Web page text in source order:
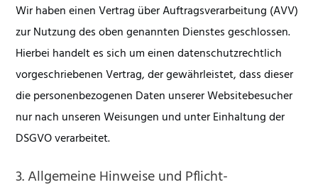
Wir haben einen Vertrag über Auftragsverarbeitung (AVV)
zur Nutzung des oben genannten Dienstes geschlossen.
Hierbei handelt es sich um einen datenschutzrechtlich
vorgeschriebenen Vertrag, der gewährleistet, dass dieser
die personenbezogenen Daten unserer Websitebesucher
nur nach unseren Weisungen und unter Einhaltung der
DSGVO verarbeitet.
3. Allgemeine Hinweise und Pflicht­